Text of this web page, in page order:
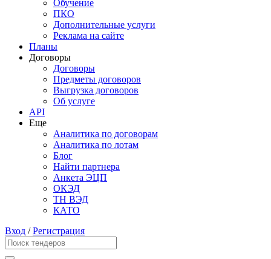
Обучение
ПКО
Дополнительные услуги
Реклама на сайте
Планы
Договоры
Договоры
Предметы договоров
Выгрузка договоров
Об услуге
API
Еще
Аналитика по договорам
Аналитика по лотам
Блог
Найти партнера
Анкета ЭЦП
ОКЭД
ТН ВЭД
КАТО
Вход /Регистрация